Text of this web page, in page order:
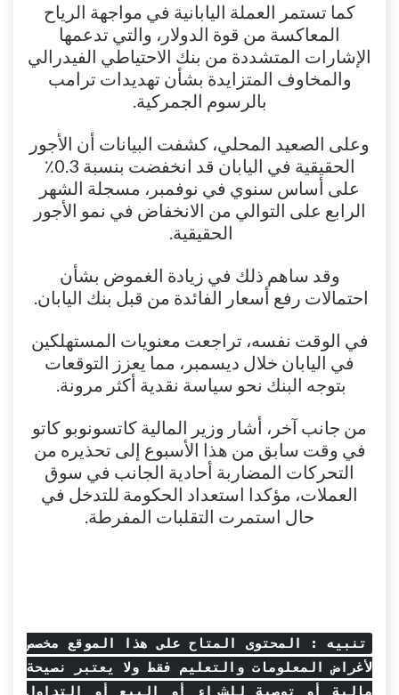
كما تستمر العملة اليابانية في مواجهة الرياح
المعاكسة من قوة الدولار، والتي تدعمها
الإشارات المتشددة من بنك الاحتياطي الفيدرالي
والمخاوف المتزايدة بشأن تهديدات ترامب
بالرسوم الجمركية.
وعلى الصعيد المحلي، كشفت البيانات أن الأجور
الحقيقية في اليابان قد انخفضت بنسبة 0.3٪
على أساس سنوي في نوفمبر، مسجلة الشهر
الرابع على التوالي من الانخفاض في نمو الأجور
الحقيقية.
وقد ساهم ذلك في زيادة الغموض بشأن
احتمالات رفع أسعار الفائدة من قبل بنك اليابان.
في الوقت نفسه، تراجعت معنويات المستهلكين
في اليابان خلال ديسمبر، مما يعزز التوقعات
بتوجه البنك نحو سياسة نقدية أكثر مرونة.
من جانب آخر، أشار وزير المالية كاتسونوبو كاتو
في وقت سابق من هذا الأسبوع إلى تحذيره من
التحركات المضاربة أحادية الجانب في سوق
العملات، مؤكدا استعداد الحكومة للتدخل في
حال استمرت التقلبات المفرطة.
تنبيه : المحتوى المتاح على هذا الموقع مخصص
لأغراض المعلومات والتعليم فقط ولا يعتبر نصيحة
مالية أو توصية للشراء أو البيع أو التداول